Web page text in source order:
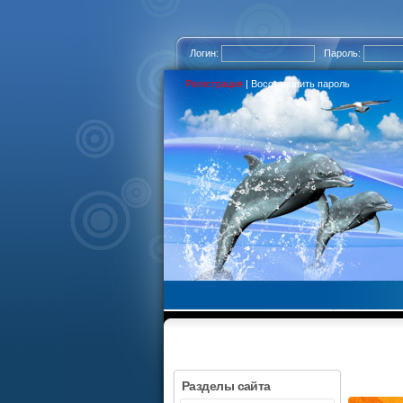
Логин: Пароль:
Регистрация | Восстановить пароль
Разделы сайта